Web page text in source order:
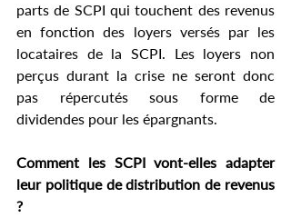
parts de SCPI qui touchent des revenus
en fonction des loyers versés par les
locataires de la SCPI. Les loyers non
perçus durant la crise ne seront donc
pas répercutés sous forme de
dividendes pour les épargnants.
Comment les SCPI vont-elles adapter
leur politique de distribution de revenus
?